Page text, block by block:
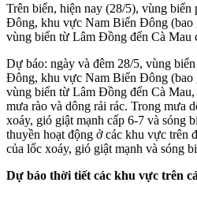
Trên biển, hiện nay (28/5), vùng
Đông, khu vực Nam Biển Đông (bao
vùng biển từ Lâm Đồng đến Cà Mau
Dự báo: ngày và đêm 28/5, vùng
Đông, khu vực Nam Biển Đông (bao
vùng biển từ Lâm Đồng đến Cà
mưa rào và dông rải rác. Trong mưa
xoáy, gió giật mạnh cấp 6-7 và sóng
thuyền hoạt động ở các khu vực trên
của lốc xoáy, gió giật mạnh và sóng
Dự báo thời tiết các khu vực trên